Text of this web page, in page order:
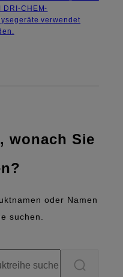
DRI-CHEM-
verwendet
wonach Sie
oder Namen
suchen.